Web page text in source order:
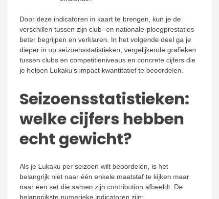
Door deze indicatoren in kaart te brengen, kun je de
verschillen tussen zijn club- en nationale-ploegprestaties
beter begrijpen en verklaren. In het volgende deel ga je
dieper in op seizoensstatistieken, vergelijkende grafieken
tussen clubs en competitieniveaus en concrete cijfers die
je helpen Lukaku’s impact kwantitatief te beoordelen.
Seizoensstatistieken:
welke cijfers hebben
echt gewicht?
Als je Lukaku per seizoen wilt beoordelen, is het
belangrijk niet naar één enkele maatstaf te kijken maar
naar een set die samen zijn contribution afbeeldt. De
belangrijkste numerieke indicatoren zijn: